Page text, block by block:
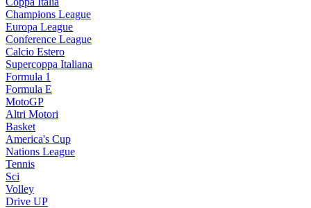
Champions League
Europa League
Conference League
Calcio Estero
Supercoppa Italiana
Formula 1
Formula E
MotoGP
Altri Motori
Basket
America's Cup
Nations League
Tennis
Sci
Volley
Drive UP